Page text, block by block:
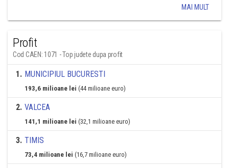
MAI MULT
Profit
Cod CAEN: 1071 - Top judete dupa profit
1. MUNICIPIUL BUCURESTI
193,6 milioane lei (44 milioane euro)
2. VALCEA
141,1 milioane lei (32,1 milioane euro)
3. TIMIS
73,4 milioane lei (16,7 milioane euro)